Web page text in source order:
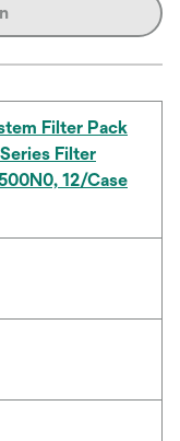
Filter Pack
Filter
12/Case